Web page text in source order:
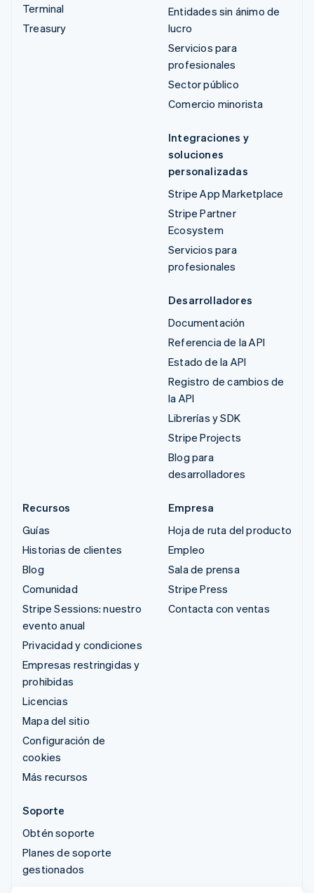
Terminal
Treasury
Entidades sin ánimo de
lucro
Servicios para
profesionales
Sector público
Comercio minorista
Integraciones y
soluciones
personalizadas
Stripe App Marketplace
Stripe Partner
Ecosystem
Servicios para
profesionales
Desarrolladores
Documentación
Referencia de la API
Estado de la API
Registro de cambios de
la API
Librerías y SDK
Stripe Projects
Blog para
desarrolladores
Recursos
Guías
Historias de clientes
Blog
Comunidad
Stripe Sessions: nuestro
evento anual
Privacidad y condiciones
Empresas restringidas y
prohibidas
Licencias
Mapa del sitio
Configuración de
cookies
Más recursos
Empresa
Hoja de ruta del producto
Empleo
Sala de prensa
Stripe Press
Contacta con ventas
Soporte
Obtén soporte
Planes de soporte
gestionados